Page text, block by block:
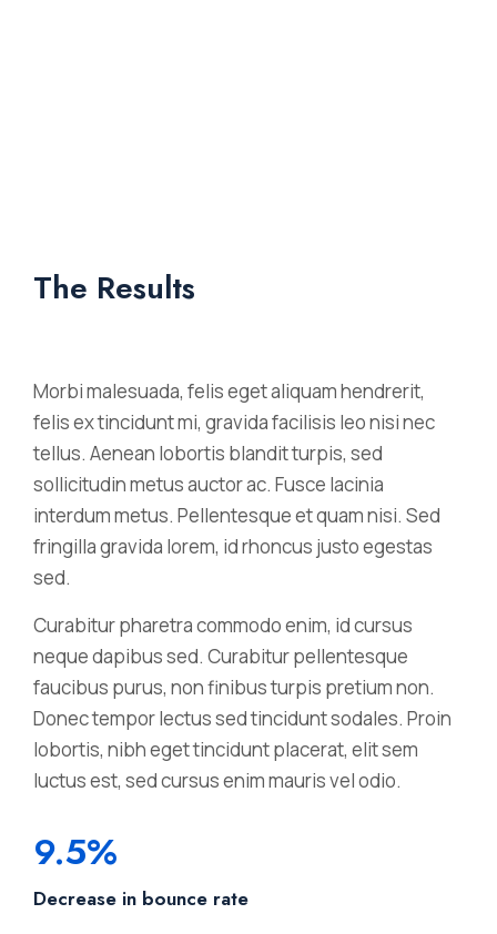
The Results
Morbi malesuada, felis eget aliquam hendrerit,
felis ex tincidunt mi, gravida facilisis leo nisi nec
tellus. Aenean lobortis blandit turpis, sed
sollicitudin metus auctor ac. Fusce lacinia
interdum metus. Pellentesque et quam nisi. Sed
fringilla gravida lorem, id rhoncus justo egestas
sed.
Curabitur pharetra commodo enim, id cursus
neque dapibus sed. Curabitur pellentesque
faucibus purus, non finibus turpis pretium non.
Donec tempor lectus sed tincidunt sodales. Proin
lobortis, nibh eget tincidunt placerat, elit sem
luctus est, sed cursus enim mauris vel odio.
9.5%
Decrease in bounce rate